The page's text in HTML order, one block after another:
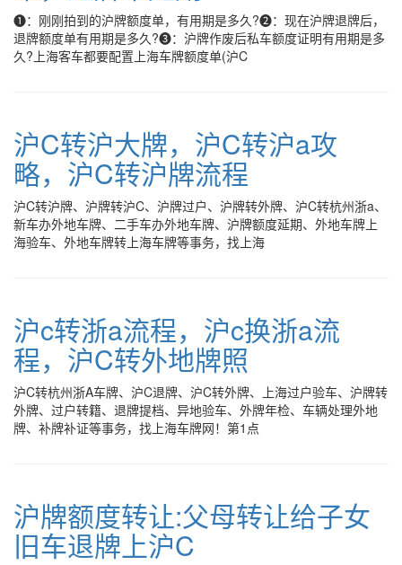
❶：刚刚拍到的沪牌额度单，有用期是多久?❷：现在沪牌退牌后，
退牌额度单有用期是多久?❸：沪牌作废后私车额度证明有用期是多
久?上海客车都要配置上海车牌额度单(沪C
沪C转沪大牌，沪C转沪a攻
略，沪C转沪牌流程
沪C转沪牌、沪牌转沪C、沪牌过户、沪牌转外牌、沪C转杭州浙a、
新车办外地车牌、二手车办外地车牌、沪牌额度延期、外地车牌上
海验车、外地车牌转上海车牌等事务，找上海
沪c转浙a流程，沪c换浙a流
程，沪C转外地牌照
沪C转杭州浙A车牌、沪C退牌、沪C转外牌、上海过户验车、沪牌转
外牌、过户转籍、退牌提档、异地验车、外牌年检、车辆处理外地
牌、补牌补证等事务，找上海车牌网！第1点
沪牌额度转让:父母转让给子女
旧车退牌上沪C